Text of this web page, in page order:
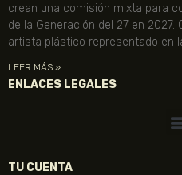
crean una comisión mixta para
de la Generación del 27 en 2027.
artista plástico representado en
LEER MÁS »
ENLACES LEGALES
TU CUENTA